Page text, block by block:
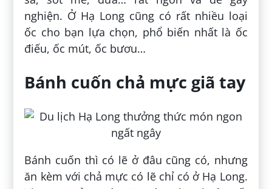
nghiện. Ở Hạ Long cũng có rất nhiều loại
ốc cho bạn lựa chọn, phổ biến nhất là ốc
điếu, ốc mút, ốc bươu…
Bánh cuốn chả mực giã tay
Bánh cuốn thì có lẽ ở đâu cũng có, nhưng
ăn kèm với chả mực có lẽ chỉ có ở Hạ Long.